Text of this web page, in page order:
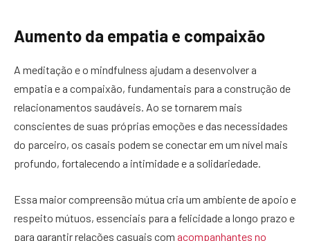
Aumento da empatia e compaixão
A meditação e o mindfulness ajudam a desenvolver a
empatia e a compaixão, fundamentais para a construção de
relacionamentos saudáveis. Ao se tornarem mais
conscientes de suas próprias emoções e das necessidades
do parceiro, os casais podem se conectar em um nível mais
profundo, fortalecendo a intimidade e a solidariedade.
Essa maior compreensão mútua cria um ambiente de apoio e
respeito mútuos, essenciais para a felicidade a longo prazo e
para garantir relações casuais com acompanhantes no